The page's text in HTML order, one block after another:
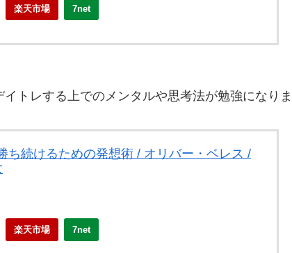
楽天市場 7net
トレする上でのメンタルや思考法が勉強になりま
ち続けるための発想術 / オリバー・ベレス /
楽天市場 7net